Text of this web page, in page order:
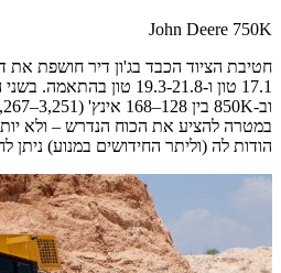
John Deere 750K
במטרה להציע את הכוח הנדרש – ולא
הודות לה (וליתר החידושים במנוע) ניתן לחסוך עד 20% בצריכת הדלק, כאשר מדובר ללא